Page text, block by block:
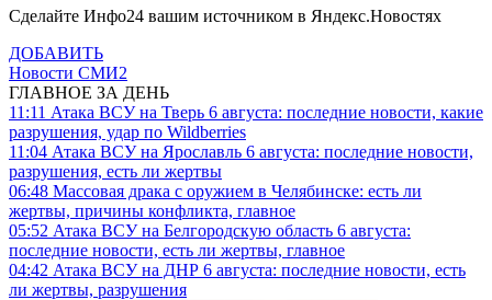
Сделайте Инфо24 вашим источником в Яндекс.Новостях
ДОБАВИТЬ
Новости СМИ2
ГЛАВНОЕ ЗА ДЕНЬ
11:11 Атака ВСУ на Тверь 6 августа: последние новости, какие
разрушения, удар по Wildberries
11:04 Атака ВСУ на Ярославль 6 августа: последние новости,
разрушения, есть ли жертвы
06:48 Массовая драка с оружием в Челябинске: есть ли
жертвы, причины конфликта, главное
05:52 Атака ВСУ на Белгородскую область 6 августа:
последние новости, есть ли жертвы, главное
04:42 Атака ВСУ на ДНР 6 августа: последние новости, есть
ли жертвы, разрушения